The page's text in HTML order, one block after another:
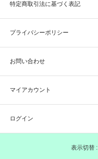
特定商取引法に基づく表記
プライバシーポリシー
お問い合わせ
マイアカウント
ログイン
表示切替 :